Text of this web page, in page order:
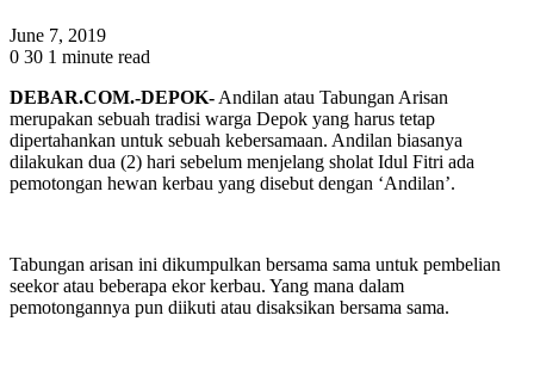
June 7, 2019
0 30 1 minute read
DEBAR.COM.-DEPOK- Andilan atau Tabungan Arisan
merupakan sebuah tradisi warga Depok yang harus tetap
dipertahankan untuk sebuah kebersamaan. Andilan biasanya
dilakukan dua (2) hari sebelum menjelang sholat Idul Fitri ada
pemotongan hewan kerbau yang disebut dengan ‘Andilan’.
Tabungan arisan ini dikumpulkan bersama sama untuk pembelian
seekor atau beberapa ekor kerbau. Yang mana dalam
pemotongannya pun diikuti atau disaksikan bersama sama.